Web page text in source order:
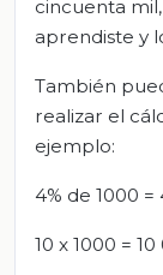
cincuenta
aprendiste y
También
realizar el
ejemplo:
4% de 1000 =
10 x 1000 =